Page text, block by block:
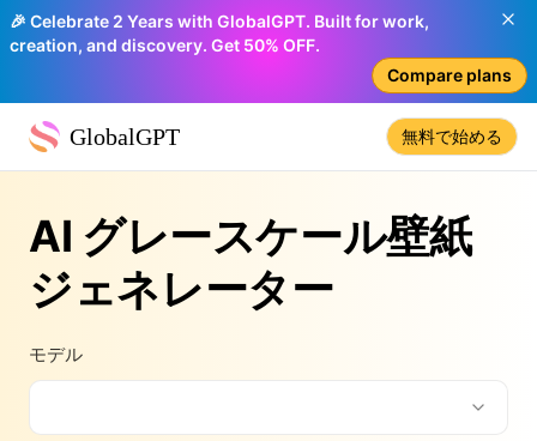
🎉 Celebrate 2 Years with GlobalGPT. Built for work,
creation, and discovery. Get 50% OFF.
Compare plans
GlobalGPT 無料で始める
AI グレースケール壁紙
ジェネレーター
モデル